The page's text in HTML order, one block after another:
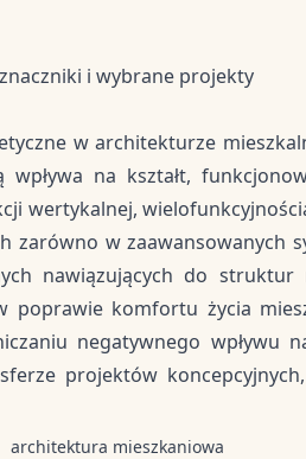
i wybrane projekty
w architekturze
na kształt,
wertykalnej,
w zaawansowanych
nawiązujących do struktur
poprawie komfortu życia
negatywnego wpływu
projektów
architektura mieszkaniowa